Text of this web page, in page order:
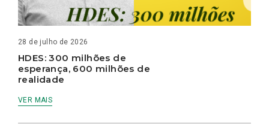
28 de julho de 2026
HDES: 300 milhões de
esperança, 600 milhões de
realidade
VER MAIS